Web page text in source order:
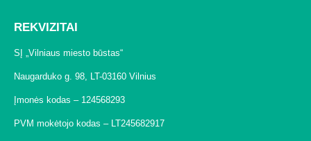
REKVIZITAI
SĮ „Vilniaus miesto būstas“
Naugarduko g. 98, LT-03160 Vilnius
Įmonės kodas – 124568293
PVM mokėtojo kodas – LT245682917